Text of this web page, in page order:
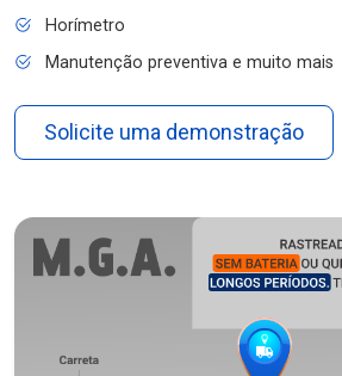
Horímetro
Manutenção preventiva e muito mais
Solicite uma demonstração